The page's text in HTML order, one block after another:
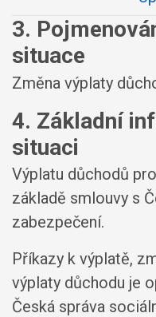
3.
situace
Změna výplaty
4. Základní
situaci
Výplatu důchodů
základě smlouvy s
zabezpečení.
Příkazy k výplatě,
výplaty důchodu je
Česká správa